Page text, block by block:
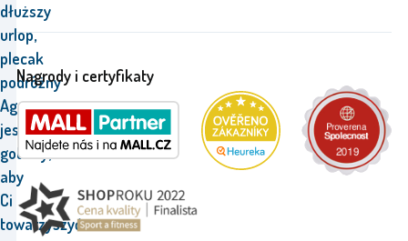
dłuższy
urlop,
plecak
podróżny
Aga
jest
gotowy,
aby
Ci
towarzyszyć.
Nagrody i certyfikaty